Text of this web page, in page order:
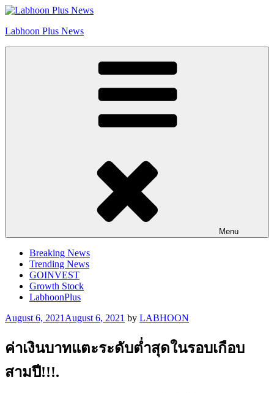
Skip
content
Labhoon Plus News
Menu
Breaking News
Trending News
GOINVEST
Growth Stock
LabhoonPlus
Posted
August 6, 2021 August 6, 2021 by LABHOON
ค่าเงินบาทแตะระดับต่ำสุดในรอบเกือบ
สามปี!!!.